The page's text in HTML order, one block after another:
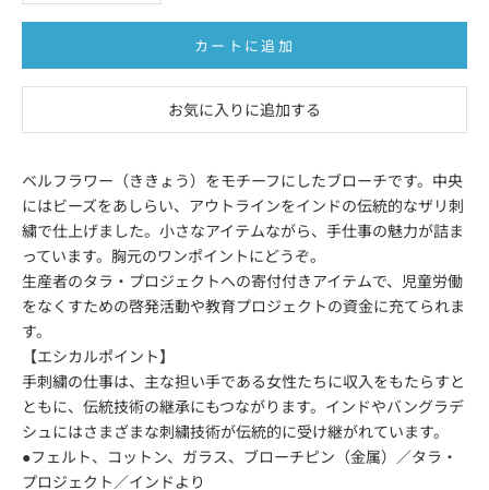
カートに追加
お気に入りに追加する
ベルフラワー（ききょう）をモチーフにしたブローチです。中央
にはビーズをあしらい、アウトラインをインドの伝統的なザリ刺
繍で仕上げました。小さなアイテムながら、手仕事の魅力が詰ま
っています。胸元のワンポイントにどうぞ。
生産者のタラ・プロジェクトへの寄付付きアイテムで、児童労働
をなくすための啓発活動や教育プロジェクトの資金に充てられま
す。
【エシカルポイント】
手刺繍の仕事は、主な担い手である女性たちに収入をもたらすと
ともに、伝統技術の継承にもつながります。インドやバングラデ
シュにはさまざまな刺繍技術が伝統的に受け継がれています。
●フェルト、コットン、ガラス、ブローチピン（金属）／タラ・
プロジェクト／インドより